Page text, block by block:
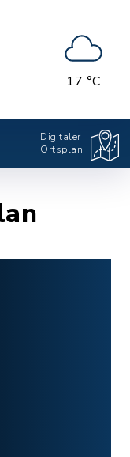
17 °C
Digitaler
Ortsplan